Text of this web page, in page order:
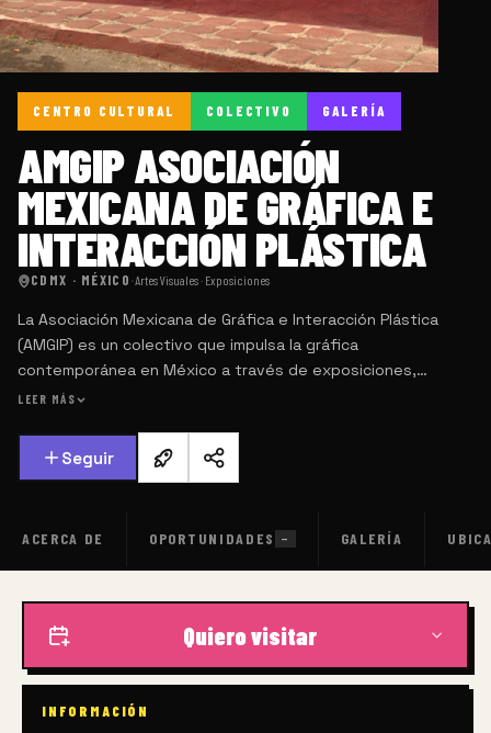
CENTRO CULTURAL COLECTIVO GALERÍA
AMGIP ASOCIACIÓN
MEXICANA DE GRÁFICA E
INTERACCIÓN PLÁSTICA
CDMX · MÉXICO·Artes Visuales · Exposiciones
La Asociación Mexicana de Gráfica e Interacción Plástica
(AMGIP) es un colectivo que impulsa la gráfica
contemporánea en México a través de exposiciones,
talleres y proyectos colaborativos. Promueve el diálogo
para acercar las artes gráficas a diversas comunidades.
LEER MÁS
Seguir
ACERCA DE OPORTUNIDADES — GALERÍA
Quiero visitar
INFORMACIÓN